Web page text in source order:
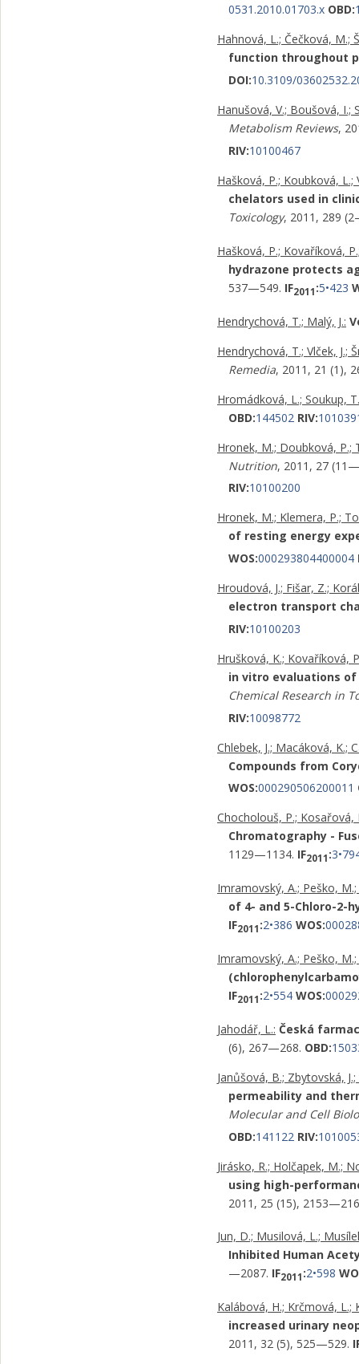
0531.2010.01703.x OBD:
Hahnová, L.; Čečková, M.;
function throughout
DOI:10.3109/
Hanušová, V.; Boušová, I.;
Metabolism Reviews,
RIV:10100467
Hašková, P.; Koubková,
chelators used in
Toxicology, 2011, 289
Hašková, P.; Kovaříková,
hydrazone protects
537—549. IF2011 :5•423
Hendrychová, T.; Malý, J.:
Hendrychová, T.; Vlček, J.;
Remedia, 2011, 21 (1),
Hromádková, L.; Soukup,
OBD:144502 RIV:
Hronek, M.; Doubková, P.;
Nutrition, 2011, 27
RIV:10100200
Hronek, M.; Klemera, P.;
of resting energy
WOS:000293804400004
Hroudová, J.; Fišar, Z.;
electron transport
RIV:10100203
Hrušková, K.; Kovaříková,
in vitro evaluations
Chemical Research in
RIV:10098772
Chlebek, J.; Macáková, K.;
Compounds from
WOS:000290506200011
Chocholouš, P.; Kosařová,
Chromatography -
1129—1134. IF2011 :
Imramovský, A.; Peško, M.;
of 4- and 5-Chloro-2-
IF2011 :2•386 WOS:
Imramovský, A.; Peško, M.;
IF2011 :2•554 WOS:
Jahodář, L.: Česká
(6), 267—268. OBD:
Janůšová, B.; Zbytovská,
permeability and
Molecular and Cell
OBD:141122 RIV:
Jirásko, R.; Holčapek, M.;
using high-
2011, 25 (15),
Jun, D.; Musilová, L.;
Inhibited Human
—2087. IF2011 :2•598
Kalábová, H.; Krčmová, L.;
increased urinary
2011, 32 (5), 525—529.